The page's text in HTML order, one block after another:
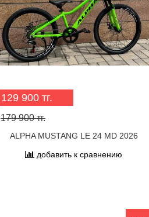
129 900 тг.
179 900 тг.
ALPHA MUSTANG LE 24 MD 2026
добавить к сравнению